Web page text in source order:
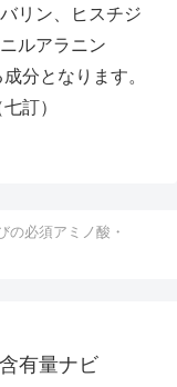
リン、ヒスチジ
ルアラニン
分となります。
訂）
の必須アミノ酸・
有量ナビ